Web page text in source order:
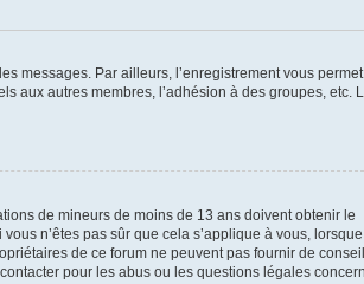
messages. Par ailleurs, l’enregistrement vous
aux autres membres, l’adhésion à des groupes, etc.
de mineurs de moins de 13 ans doivent obtenir le
n’êtes pas sûr que cela s’applique à vous,
de ce forum ne peuvent pas fournir de
pour les abus ou les questions légales